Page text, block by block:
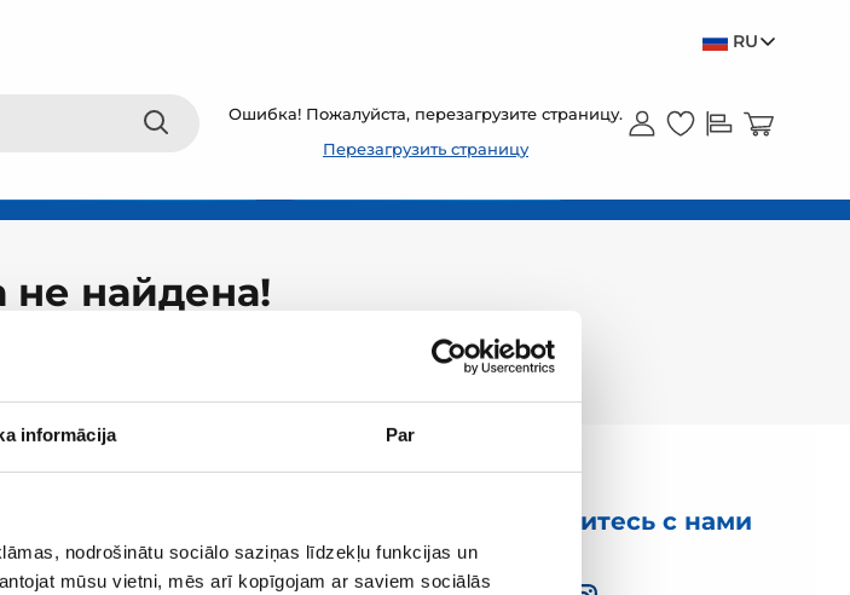
informācija Par
nodrošinātu sociālo saziņas līdzekļu funkcijas un
mūsu vietni, mēs arī kopīgojam ar saviem sociālās
RU
Ошибка! Пожалуйста, перезагрузите страницу.
Перезагрузить страницу
не найдена!
Свяжитесь с нами